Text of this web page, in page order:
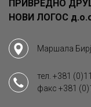
ПРИВРЕДНО
НОВИ ЛОГОС
Маршала
тел. +381
факс +381